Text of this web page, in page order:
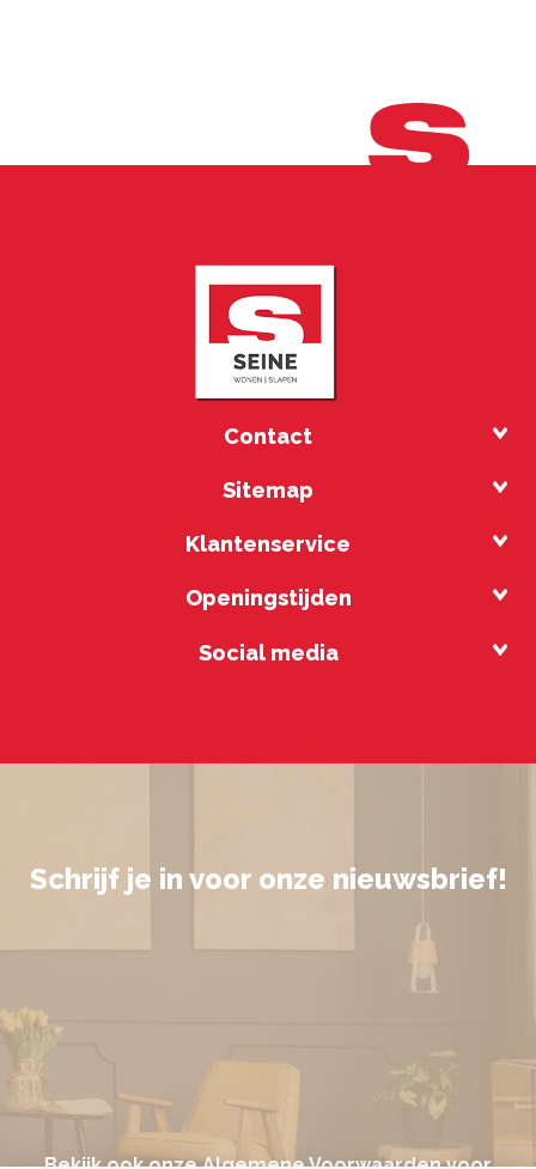
Contact
Sitemap
Klantenservice
Openingstijden
Social media
Schrijf je in voor onze nieuwsbrief!